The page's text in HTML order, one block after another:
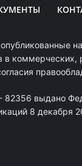
в
выдано
8 декабря